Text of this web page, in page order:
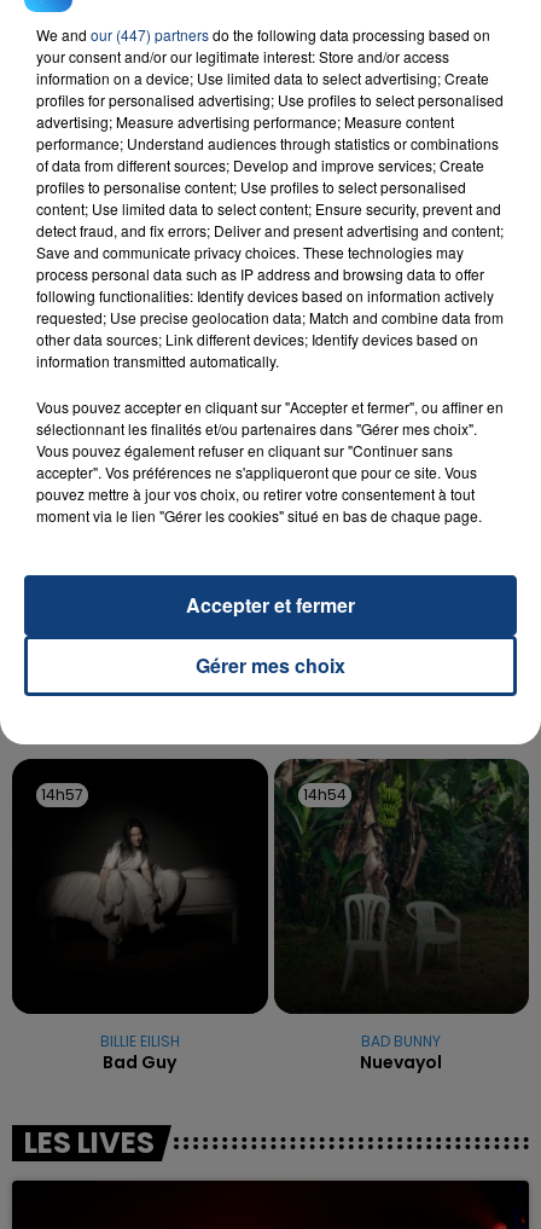
FIL D'ACTU
23 juillet 2026
INCENDIE MORTEL À LENS : UNE FEMME ET
SON BÉBÉ ENTRE LA VIE ET LA...
Un homme s'est immolé par le feu après avoir
aspergé sa compagne et leur bébé de trois mois
d'un liquide inflammable.
UNE ADOLESCENTE DEVANT SE FAIRE
OPÉRER DE LA CHEVILLE RESSORT DE LA...
La famille a porté plainte contre la clinique qui a
reconnu sa responsabilité et présenté ses
excuses.
14h57
14h57
BILLIE EILISH
Bad Guy
14h54
14h54
BAD BUNNY
Nuevayol
LES LIVES
We and our (447) partnersdo the following data processing based on
your consent and/or our legitimate interest: Store and/or access
information on a device; Use limited data to select advertising; Create
profiles for personalised advertising; Use profiles to select personalised
advertising; Measure advertising performance; Measure content
performance; Understand audiences through statistics or combinations
of data from different sources; Develop and improve services; Create
profiles to personalise content; Use profiles to select personalised
content; Use limited data to select content; Ensure security, prevent and
detect fraud, and fix errors; Deliver and present advertising and content;
Save and communicate privacy choices. These technologies may
process personal data such as IP address and browsing data to offer
following functionalities: Identify devices based on information actively
requested; Use precise geolocation data; Match and combine data from
other data sources; Link different devices; Identify devices based on
information transmitted automatically.
Vous pouvez accepter en cliquant sur "Accepter et fermer", ou affiner en
sélectionnant les finalités et/ou partenaires dans "Gérer mes choix".
Vous pouvez également refuser en cliquant sur "Continuer sans
accepter". Vos préférences ne s'appliqueront que pour ce site. Vous
pouvez mettre à jour vos choix, ou retirer votre consentement à tout
moment via le lien "Gérer les cookies" situé en bas de chaque page.
Gérer mes choix
Accepter et fermer